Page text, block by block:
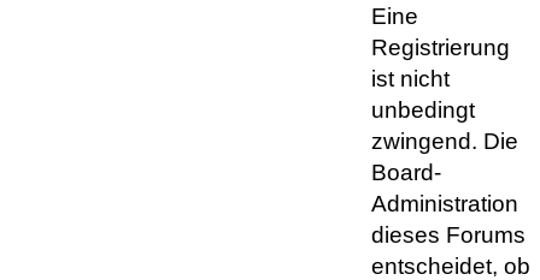
Eine
Registrierung
ist nicht
unbedingt
zwingend. Die
Board-
Administration
dieses Forums
entscheidet, ob